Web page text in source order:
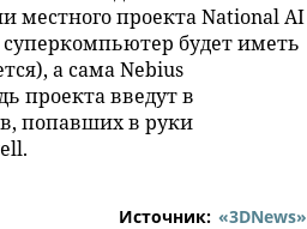
местного проекта National AI
будет иметь
а сама Nebius
проекта введут в
попавших в руки
Источник: «3DNews»